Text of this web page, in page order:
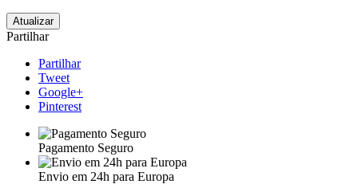
Partilhar
Partilhar
Tweet
Google+
Pinterest
Pagamento Seguro
Envio em 24h para Europa